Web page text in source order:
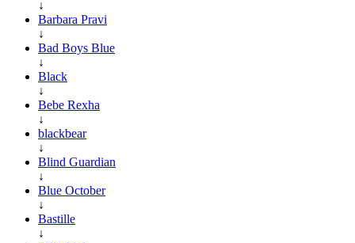
↓
Barbara Pravi
↓
Bad Boys Blue
↓
Black
↓
Bebe Rexha
↓
blackbear
↓
Blind Guardian
↓
Blue October
↓
Bastille
↓